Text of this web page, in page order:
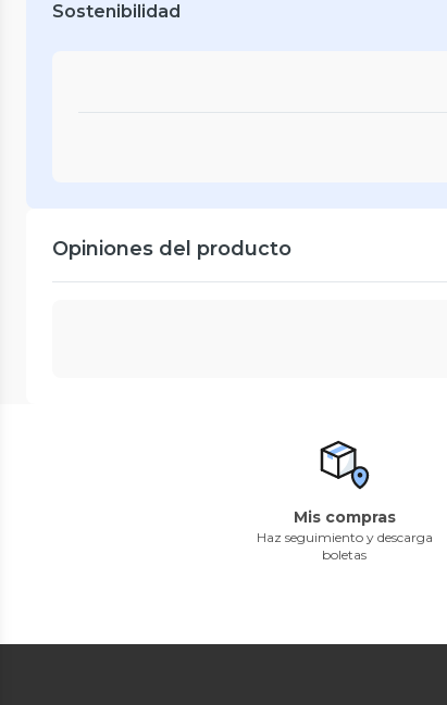
Sostenibilidad
Opiniones del producto
Mis compras
Haz seguimiento y descarga
boletas